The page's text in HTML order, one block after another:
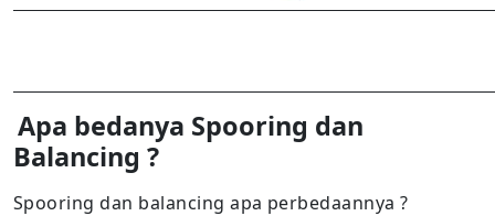
Apa bedanya Spooring dan
Balancing ?
Spooring dan balancing apa perbedaannya ?